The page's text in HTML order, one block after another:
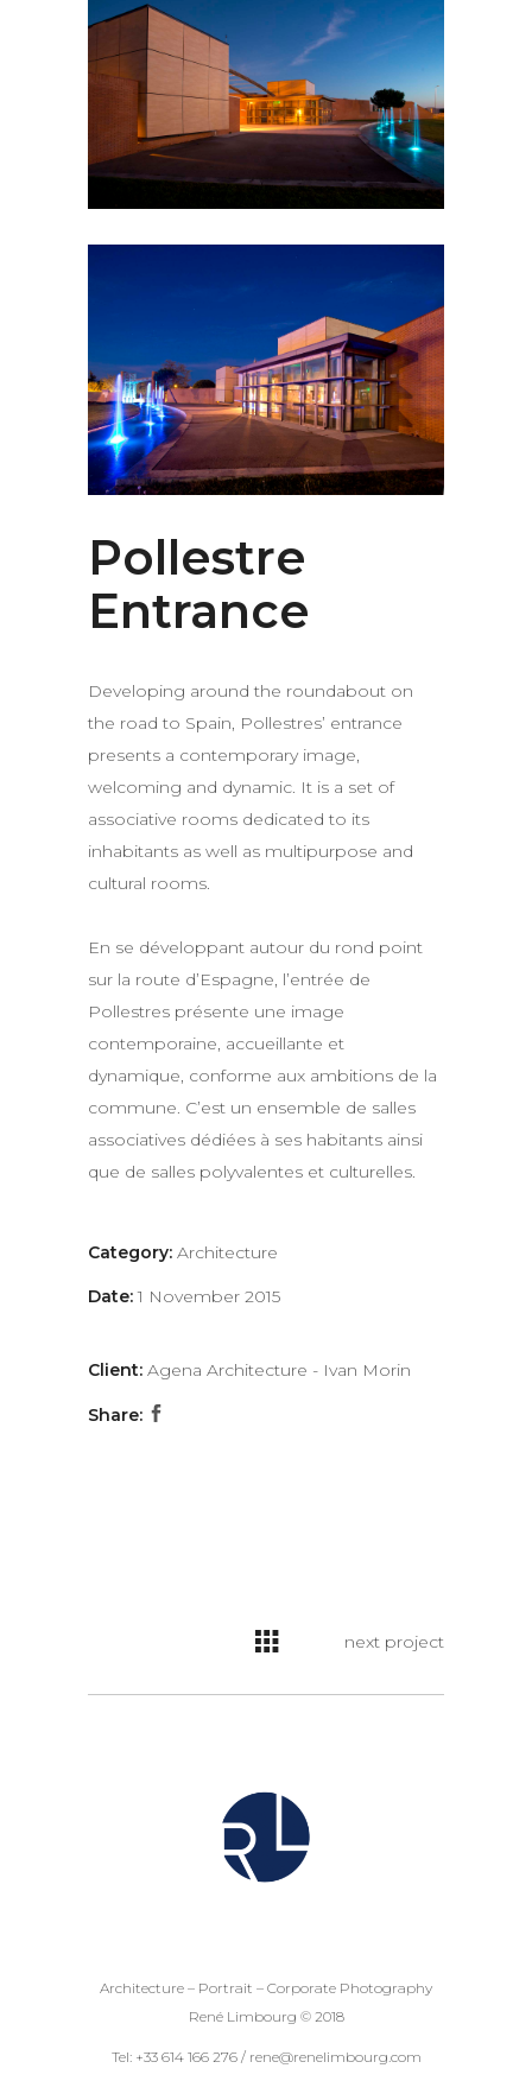
Pollestre
Entrance
Developing around the roundabout on
the road to Spain, Pollestres’ entrance
presents a contemporary image,
welcoming and dynamic. It is a set of
associative rooms dedicated to its
inhabitants as well as multipurpose and
cultural rooms.
En se développant autour du rond point
sur la route d’Espagne, l’entrée de
Pollestres présente une image
contemporaine, accueillante et
dynamique, conforme aux ambitions de la
commune. C’est un ensemble de salles
associatives dédiées à ses habitants ainsi
que de salles polyvalentes et culturelles.
Category: Architecture
Date: 1 November 2015
Client: Agena Architecture - Ivan Morin
Share:
next project
Architecture – Portrait – Corporate Photography
René Limbourg © 2018
Tel: +33 614 166 276 / rene@renelimbourg.com